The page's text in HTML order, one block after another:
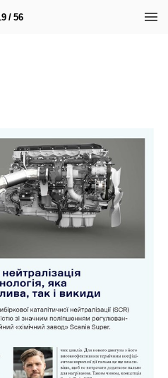
/ 56